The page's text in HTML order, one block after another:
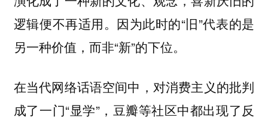
逻辑便不再适用。因为此时的“旧”代表的是
另一种价值，而非“新”的下位。
在当代网络话语空间中，对消费主义的批判
成了一门“显学”，豆瓣等社区中都出现了反